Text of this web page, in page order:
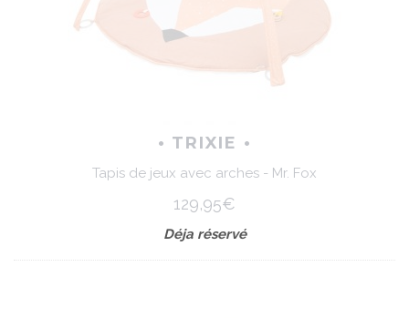
• TRIXIE •
Tapis de jeux avec arches - Mr. Fox
129,95€
Déja réservé